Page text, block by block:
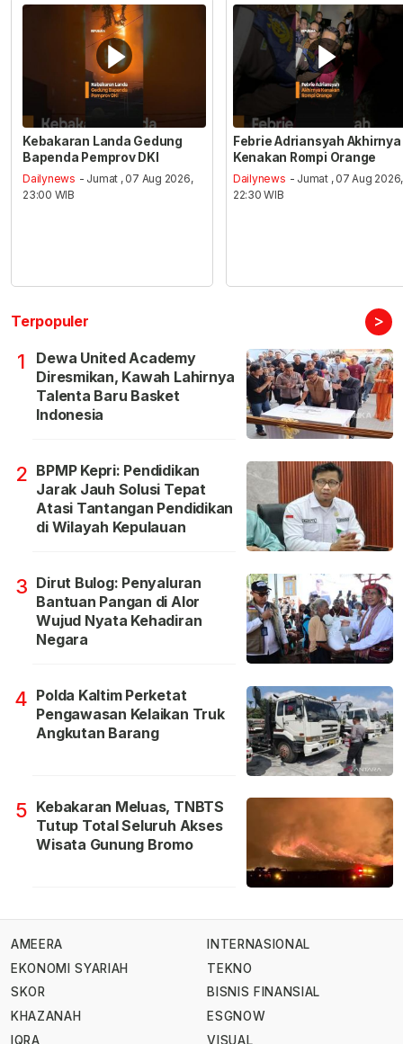
Kebakaran Landa Gedung
Bapenda Pemprov DKI
Dailynews - Jumat , 07 Aug 2026,
23:00 WIB
Febrie Adriansyah Akhirnya
Kenakan Rompi Orange
Dailynews - Jumat , 07 Aug 2026,
22:30 WIB
Terpopuler >
1
Dewa United Academy
Diresmikan, Kawah Lahirnya
Talenta Baru Basket
Indonesia
2 BPMP Kepri: Pendidikan
Jarak Jauh Solusi Tepat
Atasi Tantangan Pendidikan
di Wilayah Kepulauan
3 Dirut Bulog: Penyaluran
Bantuan Pangan di Alor
Wujud Nyata Kehadiran
Negara
4 Polda Kaltim Perketat
Pengawasan Kelaikan Truk
Angkutan Barang
5 Kebakaran Meluas, TNBTS
Tutup Total Seluruh Akses
Wisata Gunung Bromo
AMEERA
EKONOMI SYARIAH
SKOR
KHAZANAH
IQRA
INTERNASIONAL
TEKNO
BISNIS FINANSIAL
ESGNOW
VISUAL